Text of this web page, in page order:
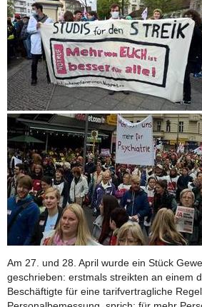
Am 27. und 28. April wurde ein Stück
geschrieben: erstmals streikten an einem
Beschäftigte für eine tarifvertragliche